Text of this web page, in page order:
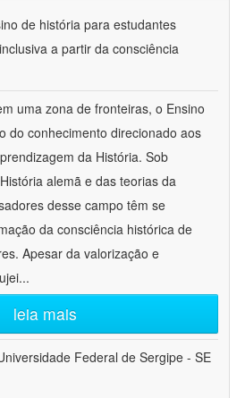
de história para estudantes
a partir da consciência
uma zona de fronteiras, o Ensino
do conhecimento direcionado aos
da História. Sob
alemã e das teorias da
desse campo têm se
da consciência histórica de
Apesar da valorização e
...
leia mais
Federal de Sergipe - SE